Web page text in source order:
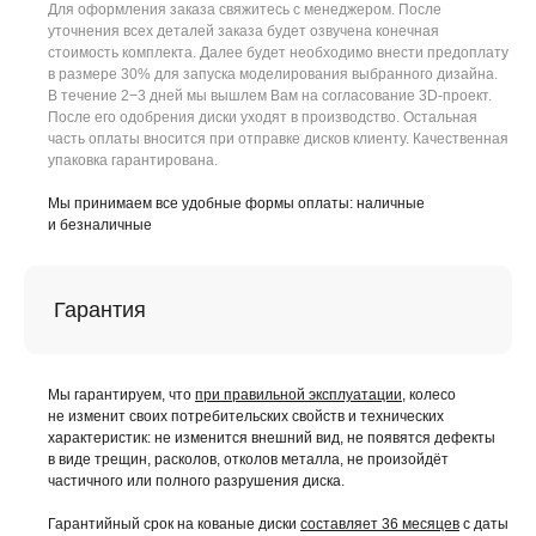
Для оформления заказа свяжитесь с менеджером. После
уточнения всех деталей заказа будет озвучена конечная
стоимость комплекта. Далее будет необходимо внести предоплату
в размере 30% для запуска моделирования выбранного дизайна.
В течение 2−3 дней мы вышлем Вам на согласование 3D-проект.
После его одобрения диски уходят в производство. Остальная
часть оплаты вносится при отправке дисков клиенту. Качественная
упаковка гарантирована.
Мы принимаем все удобные формы оплаты: наличные
и безналичные
Гарантия
Мы гарантируем, что при правильной эксплуатации, колесо
не изменит своих потребительских свойств и технических
характеристик: не изменится внешний вид, не появятся дефекты
в виде трещин, расколов, отколов металла, не произойдёт
частичного или полного разрушения диска.
Гарантийный срок на кованые диски составляет 36 месяцев с даты